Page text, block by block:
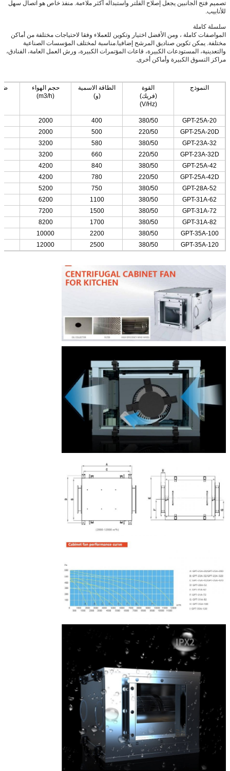
تصميم فتح الجانبين يجعل إصلاح الفلتر واستبداله أكثر ملاءمة. منفذ خاص هو اتصال سهل
للأنابيب.
سلسلة كاملة
المواصفات كاملة ، ومن الأفضل اختيار وتكوين للعملاء وفقا لاحتياجات مختلفة من أماكن
مختلفة. يمكن تكوين صناديق المرشح إضافيا.مناسبة لمختلف المؤسسات الصناعية
والتعدينية، المستودعات الكبيرة، قاعات المؤتمرات الكبيرة، ورش العمل العامة، الفنادق،
مراكز التسوق الكبيرة وأماكن أخرى.
النموذج
القوة
(فريك)
(V/Hz)
الطاقة الاسمية
(و)
حجم الهواء
(m3/h)
GPT-25A-20
380/50
400
2000
GPT-25A-20D
220/50
500
2000
GPT-23A-32
380/50
580
3200
GPT-23A-32D
220/50
660
3200
GPT-25A-42
380/50
840
4200
GPT-25A-42D
220/50
780
4200
GPT-28A-52
380/50
750
5200
GPT-31A-62
380/50
1100
6200
GPT-31A-72
380/50
1500
7200
GPT-31A-82
380/50
1700
8200
GPT-35A-100
380/50
2200
10000
GPT-35A-120
380/50
2500
12000